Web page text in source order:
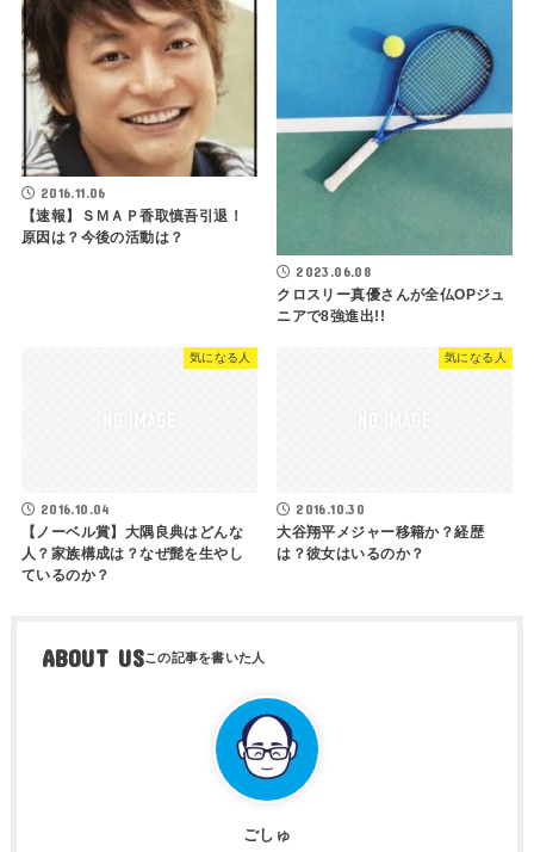
2016.11.06
【速報】ＳＭＡＰ香取慎吾引退！
原因は？今後の活動は？
2023.06.08
クロスリー真優さんが全仏OPジュ
ニアで8強進出!!
気になる人
2016.10.04
【ノーベル賞】大隅良典はどんな
人？家族構成は？なぜ髭を生やし
ているのか？
気になる人
2016.10.30
大谷翔平メジャー移籍か？経歴
は？彼女はいるのか？
ABOUT US
ごしゅ